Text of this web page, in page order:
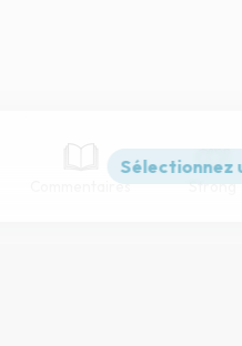
Commentaires Strong